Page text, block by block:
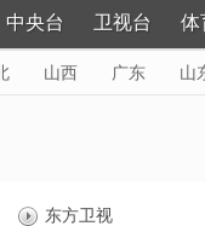
中央台 卫视台 体
山西 广东 山
东方卫视